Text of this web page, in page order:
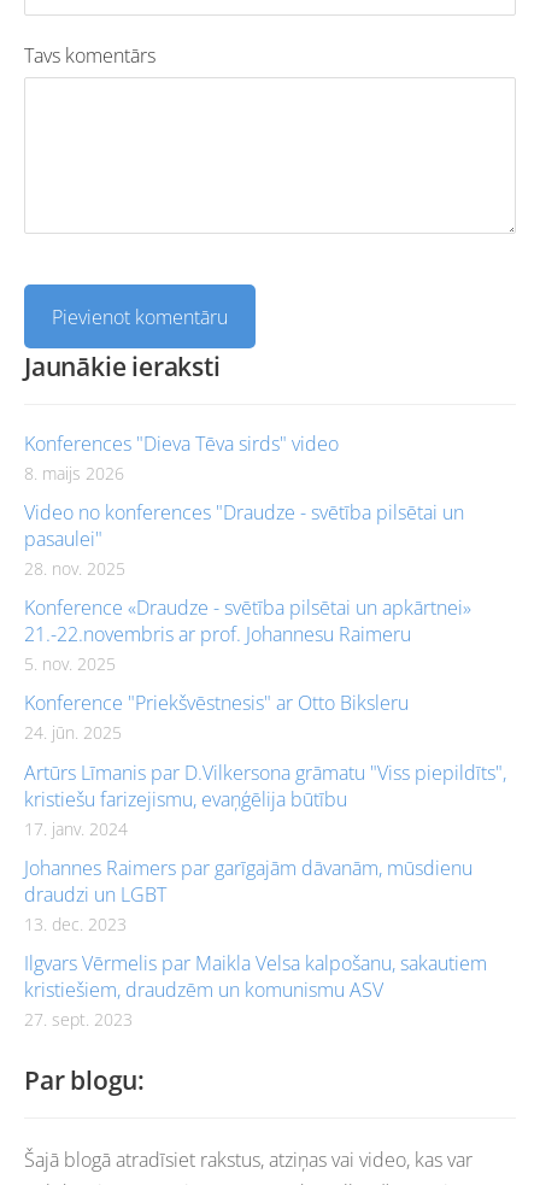
Jaunākie ieraksti
Konferences "Dieva Tēva sirds" video
8. maijs 2026
Video no konferences "Draudze - svētība pilsētai un
pasaulei"
28. nov. 2025
Konference «Draudze - svētība pilsētai un apkārtnei»
21.-22.novembris ar prof. Johannesu Raimeru
5. nov. 2025
Konference "Priekšvēstnesis" ar Otto Biksleru
24. jūn. 2025
Artūrs Līmanis par D.Vilkersona grāmatu "Viss piepildīts",
kristiešu farizejismu, evaņģēlija būtību
17. janv. 2024
Johannes Raimers par garīgajām dāvanām, mūsdienu
draudzi un LGBT
13. dec. 2023
Ilgvars Vērmelis par Maikla Velsa kalpošanu, sakautiem
kristiešiem, draudzēm un komunismu ASV
27. sept. 2023
Par blogu:
Šajā blogā atradīsiet rakstus, atziņas vai video, kas var
Tavs komentārs